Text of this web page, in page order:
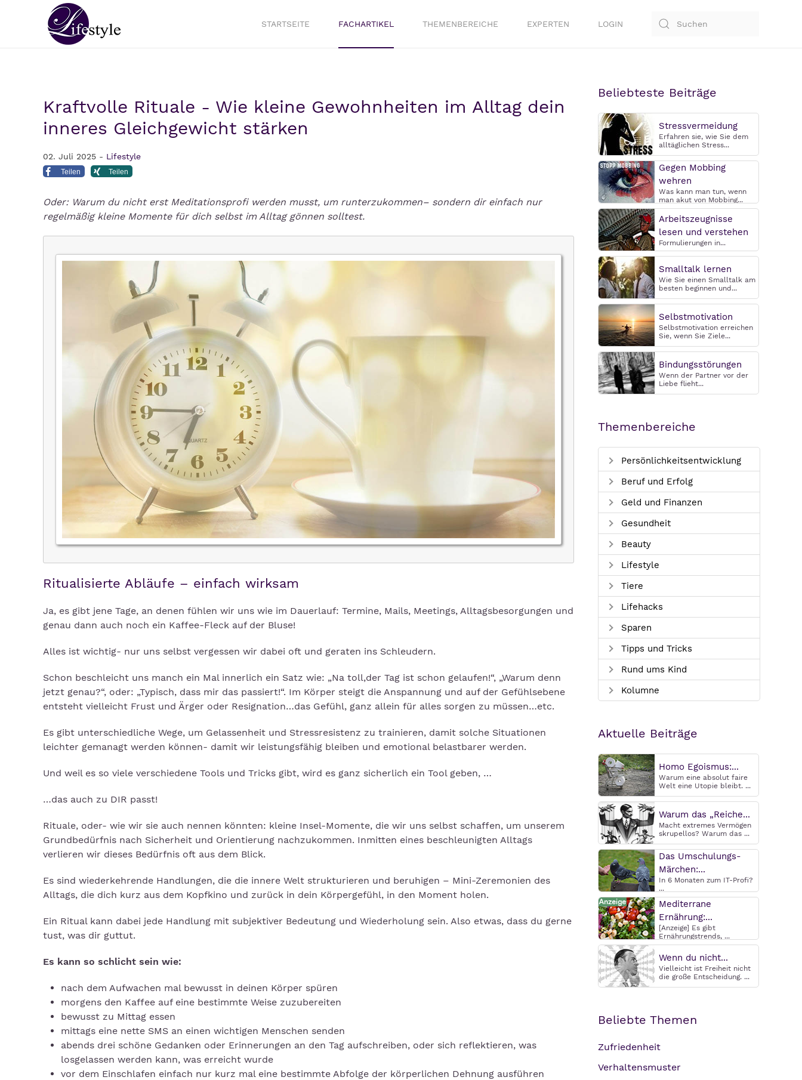
STARTSEITE FACHARTIKEL THEMENBEREICHE EXPERTEN LOGIN
Kraftvolle Rituale - Wie kleine Gewohnheiten im Alltag dein
inneres Gleichgewicht stärken
02. Juli 2025 - Lifestyle
Teilen Teilen
Oder: Warum du nicht erst Meditationsprofi werden musst, um runterzukommen– sondern dir einfach nur
regelmäßig kleine Momente für dich selbst im Alltag gönnen solltest.
Ritualisierte Abläufe – einfach wirksam
Ja, es gibt jene Tage, an denen fühlen wir uns wie im Dauerlauf: Termine, Mails, Meetings, Alltagsbesorgungen und
genau dann auch noch ein Kaffee-Fleck auf der Bluse!
Alles ist wichtig- nur uns selbst vergessen wir dabei oft und geraten ins Schleudern.
Schon beschleicht uns manch ein Mal innerlich ein Satz wie: „Na toll,der Tag ist schon gelaufen!“, „Warum denn
jetzt genau?“, oder: „Typisch, dass mir das passiert!“. Im Körper steigt die Anspannung und auf der Gefühlsebene
entsteht vielleicht Frust und Ärger oder Resignation…das Gefühl, ganz allein für alles sorgen zu müssen…etc.
Es gibt unterschiedliche Wege, um Gelassenheit und Stressresistenz zu trainieren, damit solche Situationen
leichter gemanagt werden können- damit wir leistungsfähig bleiben und emotional belastbarer werden.
Und weil es so viele verschiedene Tools und Tricks gibt, wird es ganz sicherlich ein Tool geben, …
…das auch zu DIR passt!
Rituale, oder- wie wir sie auch nennen könnten: kleine Insel-Momente, die wir uns selbst schaffen, um unserem
Grundbedürfnis nach Sicherheit und Orientierung nachzukommen. Inmitten eines beschleunigten Alltags
verlieren wir dieses Bedürfnis oft aus dem Blick.
Es sind wiederkehrende Handlungen, die die innere Welt strukturieren und beruhigen – Mini-Zeremonien des
Alltags, die dich kurz aus dem Kopfkino und zurück in dein Körpergefühl, in den Moment holen.
Ein Ritual kann dabei jede Handlung mit subjektiver Bedeutung und Wiederholung sein. Also etwas, dass du gerne
tust, was dir guttut.
Es kann so schlicht sein wie:
nach dem Aufwachen mal bewusst in deinen Körper spüren
morgens den Kaffee auf eine bestimmte Weise zuzubereiten
bewusst zu Mittag essen
mittags eine nette SMS an einen wichtigen Menschen senden
abends drei schöne Gedanken oder Erinnerungen an den Tag aufschreiben, oder sich reflektieren, was
losgelassen werden kann, was erreicht wurde
vor dem Einschlafen einfach nur kurz mal eine bestimmte Abfolge der körperlichen Dehnung ausführen
Beliebteste Beiträge
Stressvermeidung
Erfahren sie, wie Sie dem
alltäglichen Stress...
Gegen Mobbing
wehren
Was kann man tun, wenn
man akut von Mobbing...
Arbeitszeugnisse
lesen und verstehen
Formulierungen in...
Smalltalk lernen
Wie Sie einen Smalltalk am
besten beginnen und...
Selbstmotivation
Selbstmotivation erreichen
Sie, wenn Sie Ziele...
Bindungsstörungen
Wenn der Partner vor der
Liebe flieht...
Themenbereiche
Persönlichkeitsentwicklung
Beruf und Erfolg
Geld und Finanzen
Gesundheit
Beauty
Lifestyle
Tiere
Lifehacks
Sparen
Tipps und Tricks
Rund ums Kind
Kolumne
Aktuelle Beiträge
Homo Egoismus:...
Warum eine absolut faire
Welt eine Utopie bleibt. ...
Warum das „Reiche...
Macht extremes Vermögen
skrupellos? Warum das ...
Das Umschulungs-
Märchen:...
In 6 Monaten zum IT-Profi?
...
Mediterrane
Ernährung:...
[Anzeige] Es gibt
Ernährungstrends, ...
Wenn du nicht...
Vielleicht ist Freiheit nicht
die große Entscheidung. ...
Beliebte Themen
Zufriedenheit
Verhaltensmuster